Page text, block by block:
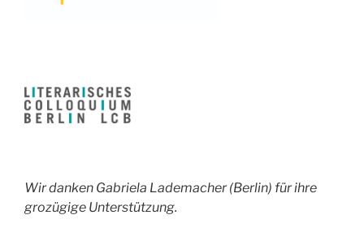
Wir danken Gabriela Lademacher (Berlin) für ihre
grozügige Unterstützung.